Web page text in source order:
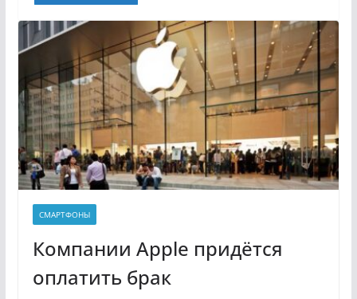
СМАРТФОНЫ
Компании Apple придётся
оплатить брак